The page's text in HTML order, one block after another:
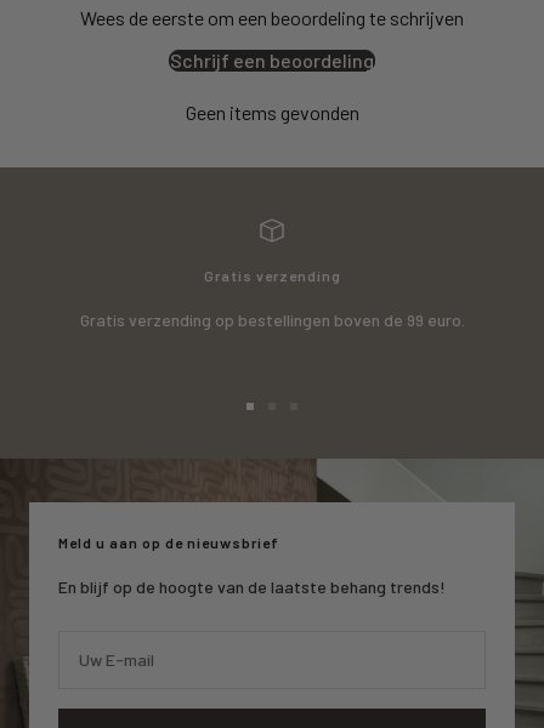
Wees de eerste om een beoordeling te schrijven
Schrijf een beoordeling
Geen items gevonden
Gratis verzending
Gratis verzending op bestellingen boven de 99 euro.
1
2
slide
3
Meld u aan op de nieuwsbrief
En blijf op de hoogte van de laatste behang trends!
Uw E-mail